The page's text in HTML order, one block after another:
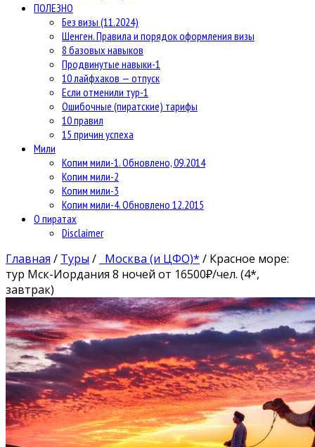
ПОЛЕЗНО
Без визы (11.2024)
Шенген. Правила и порядок оформления визы
8 базовых навыков
Продвинутые навыки-1
10 лайфхаков — отпуск
Если отменили тур-1
Ошибочные (пиратские) тарифы
10 правил
15 причин успеха
Мили
Копим мили-1. Обновлено, 09.2014
Копим мили-2
Копим мили-3
Копим мили-4. Обновлено 12.2015
О пиратах
Disclaimer
Главная / Туры / Москва (и ЦФО)* / Красное море:
тур Мск-Иордания 8 ночей от 16500₽/чел. (4*,
завтрак)